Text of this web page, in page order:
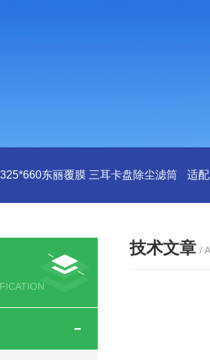
325*660东丽覆膜 三耳卡盘除尘滤筒 适
技术文章 /